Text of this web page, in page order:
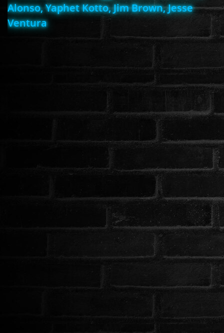
Alonso, Yaphet Kotto, Jim Brown, Jesse
Ventura